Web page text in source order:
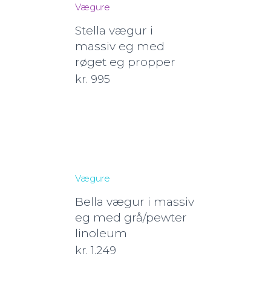
Vægure
Stella vægur i
massiv eg med
røget eg propper
kr. 995
Vægure
Bella vægur i massiv
eg med grå/pewter
linoleum
kr. 1.249